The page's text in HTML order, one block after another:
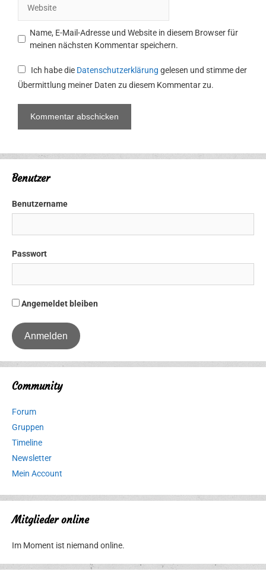
Name, E-Mail-Adresse und Website in diesem Browser für
meinen nächsten Kommentar speichern.
Ich habe die Datenschutzerklärung gelesen und stimme der
Übermittlung meiner Daten zu diesem Kommentar zu.
Benutzer
Benutzername
Passwort
Angemeldet bleiben
Community
Forum
Gruppen
Timeline
Newsletter
Mein Account
Mitglieder online
Im Moment ist niemand online.